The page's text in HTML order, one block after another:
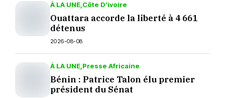
À LA UNE Côte D’ivoire
Ouattara accorde la liberté à 4 661
détenus
2026-08-08
À LA UNE Presse Africaine
Bénin : Patrice Talon élu premier
président du Sénat